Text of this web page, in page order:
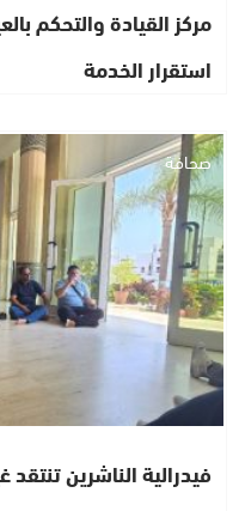
مركز القيادة والتحكم
استقرار الخدمة
صحافة
فيدرالية الناشرين